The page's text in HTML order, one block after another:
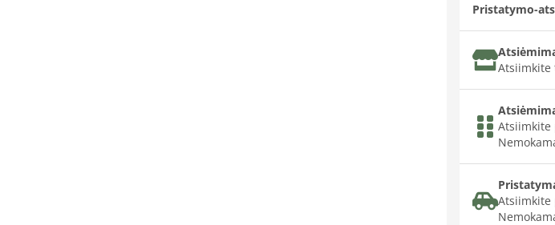
Pristatymo-
Atsiimkite
Atsiimkite
Atsiimkite